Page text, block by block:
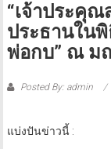
“เจ้าประคุณ
ประธานใน
พ่อกบ” ณ ม
Posted By: admin
แบ่งปันข่าวนี้ :